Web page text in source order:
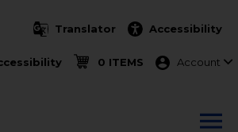
Translator Accessibility
0 ITEMS Menu
Account